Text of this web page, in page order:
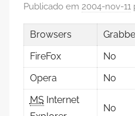
Publicado em 2004-nov-11
Browsers
FireFox
No
Opera
No
MSInternet
No